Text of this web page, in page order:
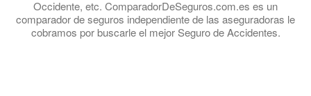
Occidente, etc. ComparadorDeSeguros.com.es es un
comparador de seguros independiente de las aseguradoras le
cobramos por buscarle el mejor Seguro de Accidentes.